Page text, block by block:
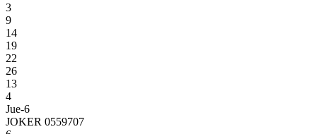
3
9
14
19
22
26
13
4
Jue-6
JOKER 0559707